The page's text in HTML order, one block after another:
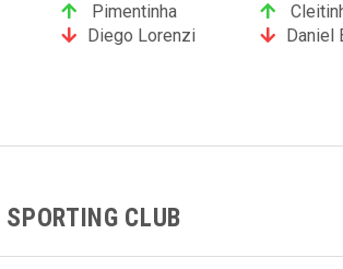
Pimentinha
Diego Lorenzi
Daniel
SPORTING CLUB